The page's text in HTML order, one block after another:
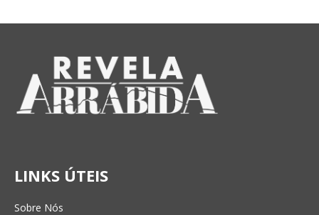
LINKS ÚTEIS
Sobre Nós